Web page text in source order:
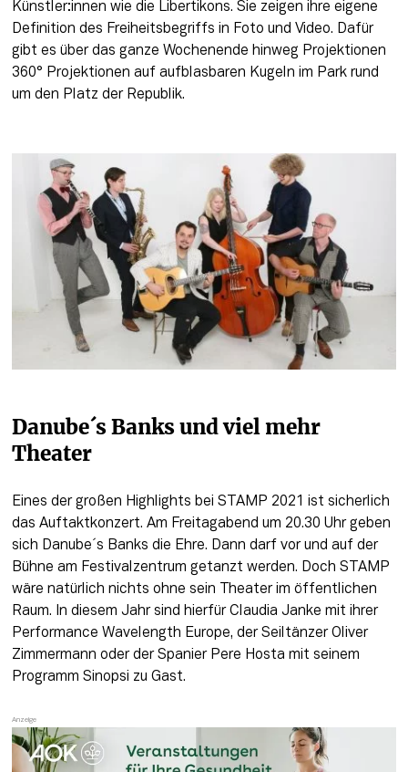
Künstler:innen wie die Libertikons. Sie zeigen ihre eigene
Definition des Freiheitsbegriffs in Foto und Video. Dafür
gibt es über das ganze Wochenende hinweg Projektionen
360° Projektionen auf aufblasbaren Kugeln im Park rund
um den Platz der Republik.
Danube´s Banks und viel mehr
Theater
Eines der großen Highlights bei STAMP 2021 ist sicherlich
das Auftaktkonzert. Am Freitagabend um 20.30 Uhr geben
sich Danube´s Banks die Ehre. Dann darf vor und auf der
Bühne am Festivalzentrum getanzt werden. Doch STAMP
wäre natürlich nichts ohne sein Theater im öffentlichen
Raum. In diesem Jahr sind hierfür Claudia Janke mit ihrer
Performance Wavelength Europe, der Seiltänzer Oliver
Zimmermann oder der Spanier Pere Hosta mit seinem
Programm Sinopsi zu Gast.